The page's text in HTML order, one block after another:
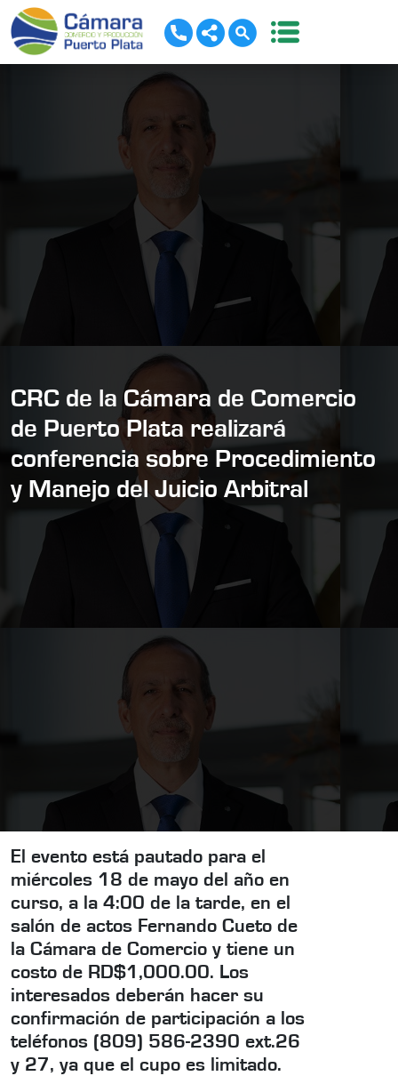
CRC de la Cámara de Comercio
de Puerto Plata realizará
conferencia sobre Procedimiento
y Manejo del Juicio Arbitral
El evento está pautado para el
miércoles 18 de mayo del año en
curso, a la 4:00 de la tarde, en el
salón de actos Fernando Cueto de
la Cámara de Comercio y tiene un
costo de RD$1,000.00. Los
interesados deberán hacer su
confirmación de participación a los
teléfonos (809) 586-2390 ext.26
y 27, ya que el cupo es limitado.